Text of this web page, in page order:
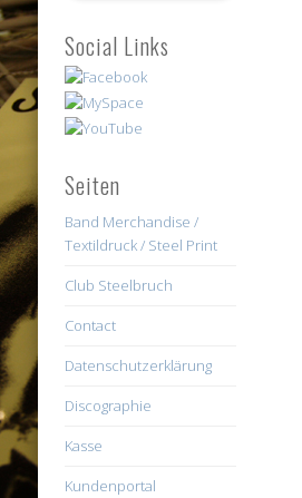
Social Links
Seiten
Band Merchandise /
Textildruck / Steel Print
Club Steelbruch
Contact
Datenschutzerklärung
Discographie
Kasse
Kundenportal